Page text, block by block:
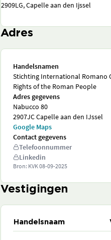
2909LG, Capelle aan den Ijssel
Adres
Handelsnamen
Stichting International Romano
Rights of the Roman People
Adres gegevens
Nabucco 80
2907JC Capelle aan den IJssel
Google Maps
Contact gegevens
Telefoonnummer
Linkedin
Bron: KVK08-09-2025
Vestigingen
Handelsnaam